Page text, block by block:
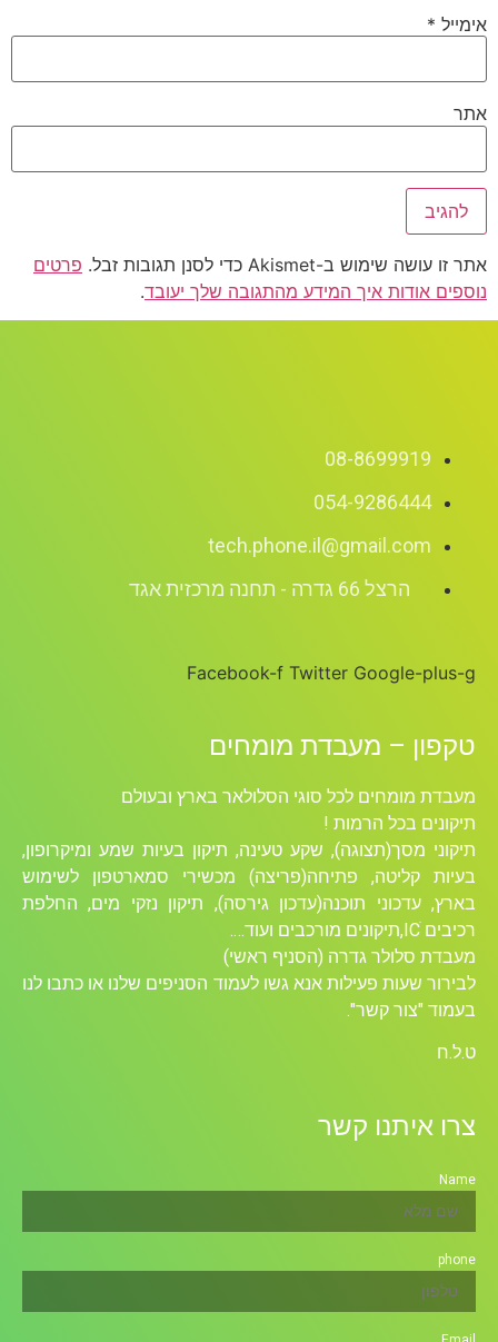
אימייל *
אתר
אתר זו עושה שימוש ב-Akismet כדי לסנן תגובות זבל.
פרטים
נוספים אודות איך המידע מהתגובה שלך יעובד.
08-8699919
054-9286444
tech.phone.il@gmail.com
הרצל 66 גדרה - תחנה מרכזית אגד
Facebook-f Twitter Google-plus-g
טקפון – מעבדת מומחים
מעבדת מומחים לכל סוגי הסלולאר בארץ ובעולם
תיקונים בכל הרמות !
תיקוני מסך(תצוגה), שקע טעינה, תיקון בעיות שמע ומיקרופון,
בעיות קליטה, פתיחה(פריצה) מכשירי סמארטפון לשימוש
בארץ, עדכוני תוכנה(עדכון גירסה), תיקון נזקי מים, החלפת
רכיבים ICׁ,תיקונים מורכבים ועוד….
מעבדת סלולר גדרה (הסניף ראשי)
לבירור שעות פעילות אנא גשו לעמוד הסניפים שלנו או כתבו לנו
בעמוד "צור קשר".
ט.ל.ח
צרו איתנו קשר
Name
phone